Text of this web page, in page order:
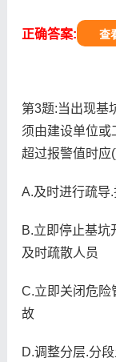
正确答案: 查
第3题:当出现基
须由建设单位或
超过报警值时应()
A.及时进行疏导
B.立即停止基坑
及时疏散人员
C.立即关闭危险
故
D.调整分层.分